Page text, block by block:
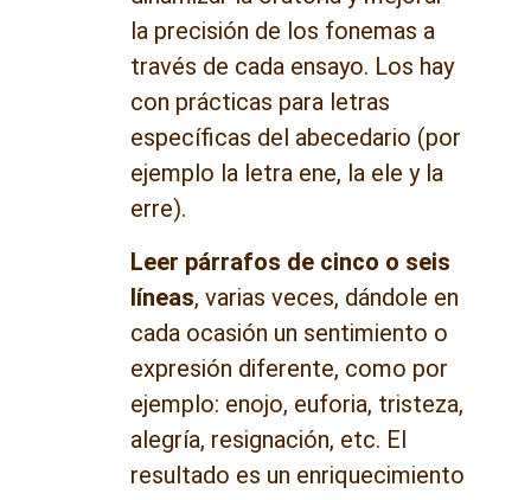
la precisión de los fonemas a
través de cada ensayo. Los hay
con prácticas para letras
específicas del abecedario (por
ejemplo la letra ene, la ele y la
erre).
Leer párrafos de cinco o seis
líneas, varias veces, dándole en
cada ocasión un sentimiento o
expresión diferente, como por
ejemplo: enojo, euforia, tristeza,
alegría, resignación, etc. El
resultado es un enriquecimiento